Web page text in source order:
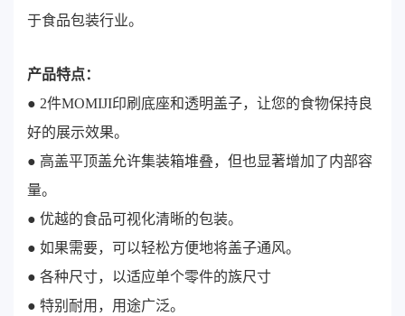
于食品包装行业。
产品特点：
● 2件MOMIJI印刷底座和透明盖子，让您的食物保持良
好的展示效果。
● 高盖平顶盖允许集装箱堆叠，但也显著增加了内部容
量。
● 优越的食品可视化清晰的包装。
● 如果需要，可以轻松方便地将盖子通风。
● 各种尺寸，以适应单个零件的族尺寸
● 特别耐用，用途广泛。